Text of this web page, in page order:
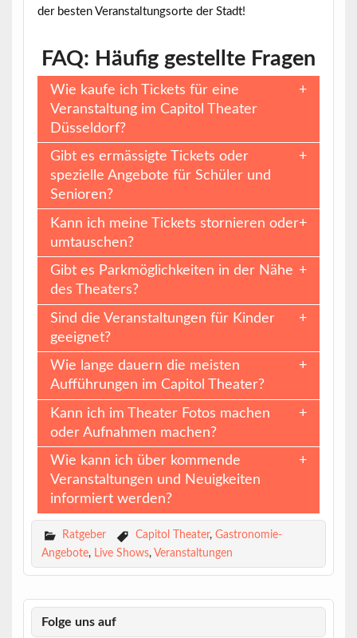
der besten Veranstaltungsorte der Stadt!
FAQ: Häufig gestellte Fragen
Wie kaufe ich Tickets für eine
Veranstaltung im Capitol Theater
Düsseldorf?
Gibt es ermässigte Tickets oder
spezielle Angebote für Schüler und
Senioren?
Kann ich meine Tickets stornieren oder
umtauschen?
Gibt es Parkmöglichkeiten in der Nähe
des Theaters?
Sind die Veranstaltungen für Kinder
geeignet?
Wie lange dauern die meisten
Aufführungen im Capitol Theater?
Kann ich im Theater Fotos machen
oder Aufnahmen machen?
Wie kann ich über kommende
Veranstaltungen und Neuigkeiten
informiert werden?
Ratgeber Capitol Theater, Gastronomie-
Angebote, Live Shows, Veranstaltungen
Folge uns auf